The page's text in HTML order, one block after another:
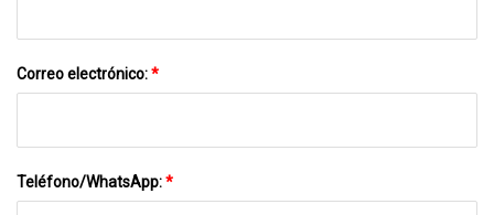
Correo electrónico:*
Teléfono/WhatsApp:*